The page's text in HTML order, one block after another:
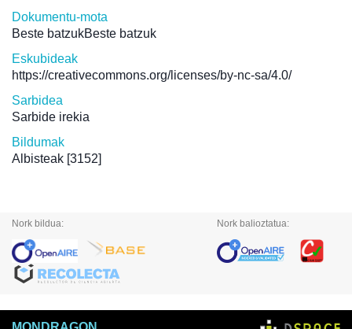
Dokumentu-mota
Beste batzukBeste batzuk
Eskubideak
https://creativecommons.org/licenses/by-nc-sa/4.0/
Sarbidea
Sarbide irekia
Bildumak
Albisteak [3152]
Nork bildua: Nork balioztatua: